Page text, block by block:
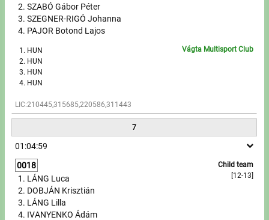
SZABÓ Gábor Péter
SZEGNER-RIGÓ Johanna
PAJOR Botond Lajos
HUN
HUN
HUN
HUN
LIC:210445,315685,220586,311443
Vágta Multisport Club
7
01:04:59
0018
Child team
[12-13]
LÁNG Luca
DOBJÁN Krisztián
LÁNG Lilla
IVANYENKO Ádám